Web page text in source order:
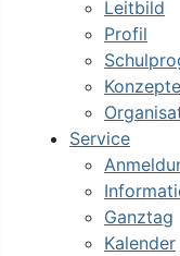
Leitbild
Profil
Konzepte
Service
Ganztag
Kalender